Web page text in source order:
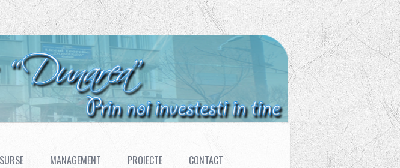
MANAGEMENT PROIECTE CONTACT